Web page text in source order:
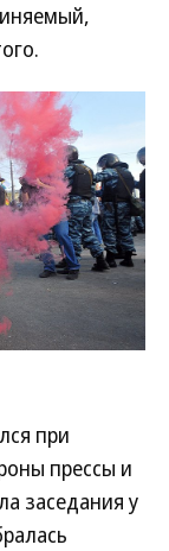
при
прессы и
заседания у